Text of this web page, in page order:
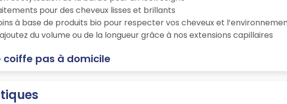
pour des cheveux lisses et brillants
à base de produits bio pour respecter vos cheveux et
du volume ou de la longueur grâce à nos extensions capillaires
pas à domicile